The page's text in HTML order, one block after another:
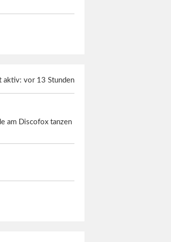
aktiv: vor 13 Stunden
am Discofox tanzen